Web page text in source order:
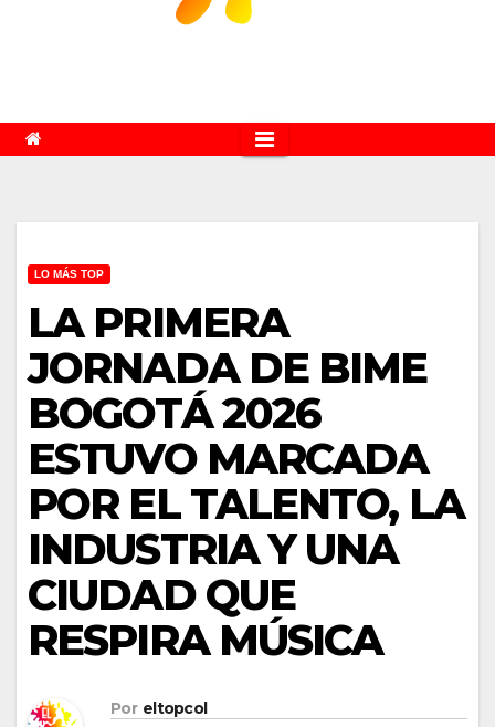
LO MÁS TOP
LA PRIMERA
JORNADA DE BIME
BOGOTÁ 2026
ESTUVO MARCADA
POR EL TALENTO, LA
INDUSTRIA Y UNA
CIUDAD QUE
RESPIRA MÚSICA
Por eltopcol